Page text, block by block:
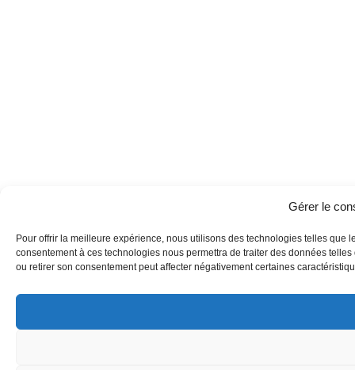
Gérer le
Pour offrir la meilleure expérience, nous utilisons des technologies telles
consentement à ces technologies nous permettra de traiter des données
ou retirer son consentement peut affecter négativement certaines